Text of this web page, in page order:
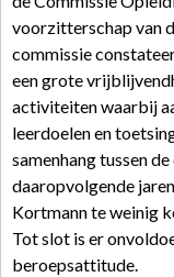
voorzitterschap van
commissie
een grote
activiteiten waarbij
leerdoelen en
samenhang tussen
daaropvolgende
Kortmann te weinig
Tot slot is er
beroepsattitude.